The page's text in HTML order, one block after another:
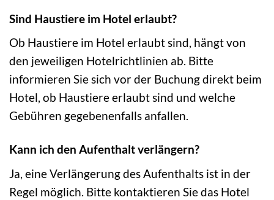
Sind Haustiere im Hotel erlaubt?
Ob Haustiere im Hotel erlaubt sind, hängt von
den jeweiligen Hotelrichtlinien ab. Bitte
informieren Sie sich vor der Buchung direkt beim
Hotel, ob Haustiere erlaubt sind und welche
Gebühren gegebenenfalls anfallen.
Kann ich den Aufenthalt verlängern?
Ja, eine Verlängerung des Aufenthalts ist in der
Regel möglich. Bitte kontaktieren Sie das Hotel